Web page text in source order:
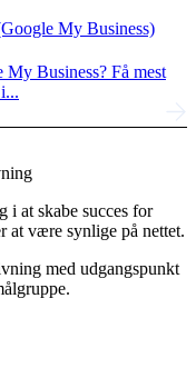
My Business)
Business? Få mest
i at skabe succes for
at være synlige på nettet.
med udgangspunkt